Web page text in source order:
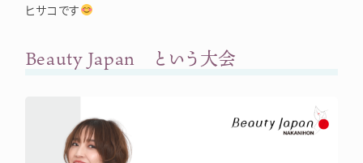
ヒサコです
Beauty Japan という大会